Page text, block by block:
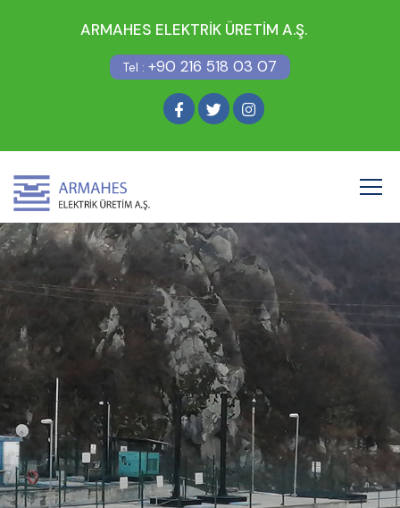
ARMAHES ELEKTRİK ÜRETİM A.Ş.
Tel : +90 216 518 03 07